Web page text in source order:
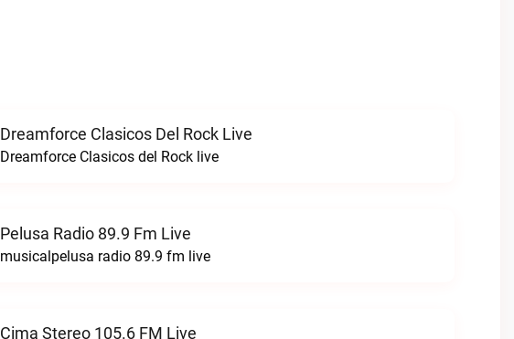
Dreamforce Clasicos Del Rock Live
Dreamforce Clasicos del Rock live
Pelusa Radio 89.9 Fm Live
musicalpelusa radio 89.9 fm live
Cima Stereo 105.6 FM Live